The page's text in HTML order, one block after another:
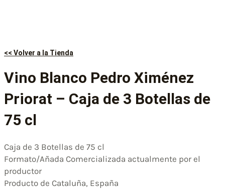
<< Volver a la Tienda
Vino Blanco Pedro Ximénez
Priorat – Caja de 3 Botellas de
75 cl
Caja de 3 Botellas de 75 cl
Formato/Añada Comercializada actualmente por el
productor
Producto de Cataluña, España